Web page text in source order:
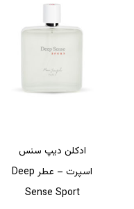
ادکلن دیپ سنس
اسپرت – عطر Deep
Sense Sport